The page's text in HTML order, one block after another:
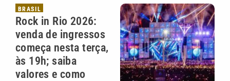
BRASIL
Rock in Rio 2026:
venda de ingressos
começa nesta terça,
às 19h; saiba
valores e como